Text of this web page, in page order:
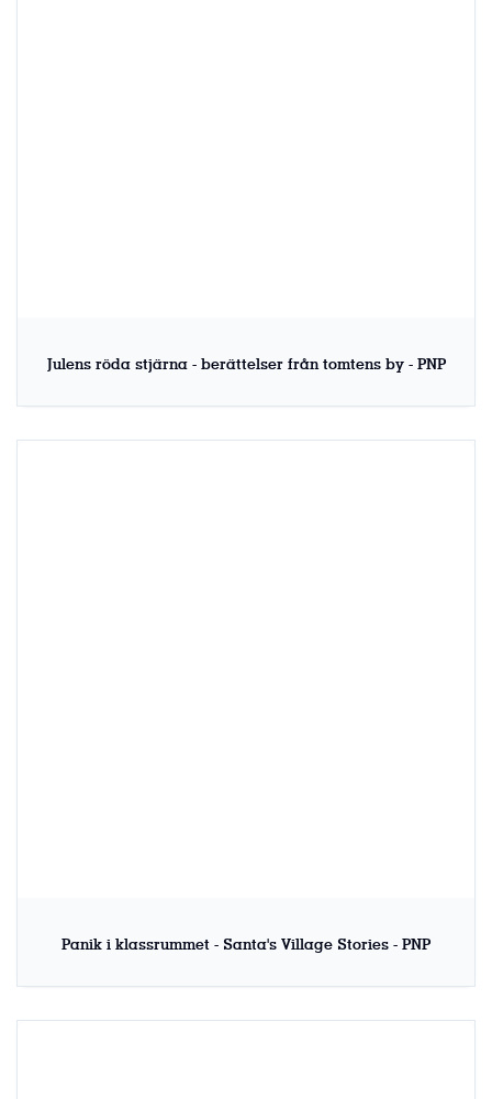
Julens röda stjärna - berättelser från tomtens by - PNP
Panik i klassrummet - Santa's Village Stories - PNP